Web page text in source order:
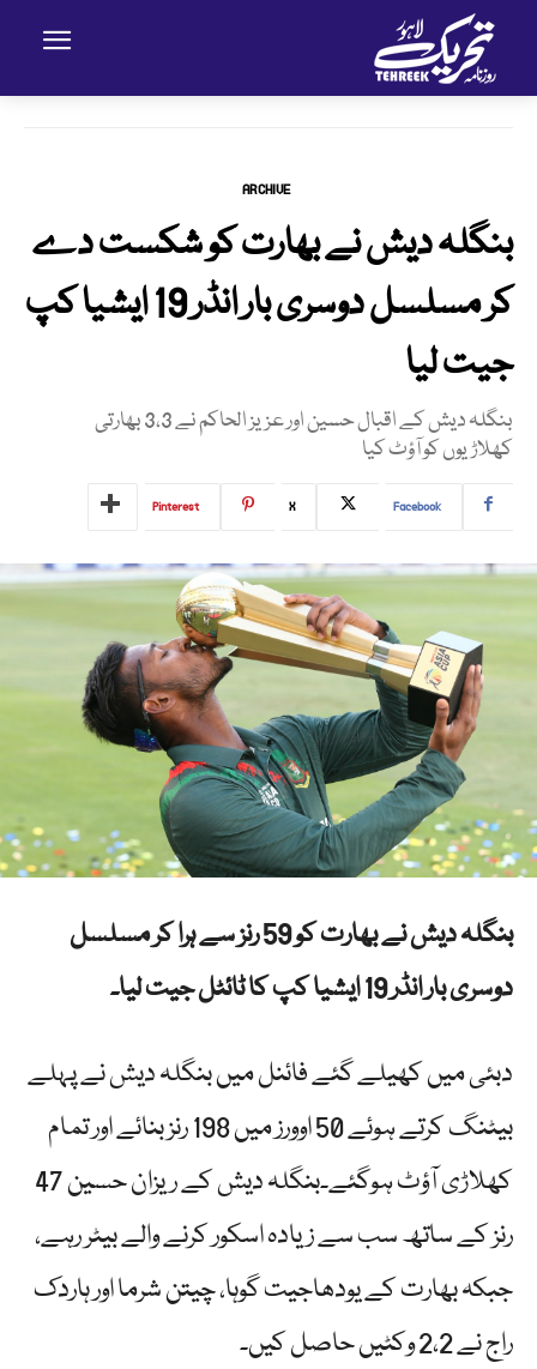
ARCHIVE
بنگلہ دیش نے بھارت کو شکست دے
کر مسلسل دوسری بار انڈر 19 ایشیا کپ
جیت لیا
بنگلہ دیش کے اقبال حسین اور عزیز الحاکم نے 3،3 بھارتی
کھلاڑیوں کو آؤٹ کیا
Facebook
X
Pinterest
بنگلہ دیش نے بھارت کو 59 رنز سے ہرا کر مسلسل
دوسری بار انڈر 19 ایشیا کپ کا ٹائٹل جیت لیا۔
دبئی میں کھیلے گئے فائنل میں بنگلہ دیش نے پہلے
بیٹنگ کرتے ہوئے 50 اوورز میں 198 رنز بنائے اور تمام
کھلاڑی آؤٹ ہوگئے۔بنگلہ دیش کے ریزان حسین 47
رنز کے ساتھ سب سے زیادہ اسکور کرنے والے بیٹر رہے،
جبکہ بھارت کے یودھاجیت گوہا، چیتن شرما اور ہاردک
راج نے 2،2 وکٹیں حاصل کیں۔